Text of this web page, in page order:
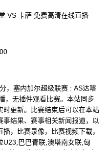
VS 卡萨 免费高清在线直播
，塞内加尔超级联赛 : AS达喀
，无插件观看比赛。本站同步
时更新。比赛结束后可以在本站
结果、赛事相关新闻报道，以
，比赛录像，比赛视频下载，
U23,巴巴青联,澳塔南女联,匈